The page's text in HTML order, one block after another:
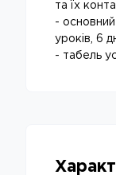
та їх
-
уроків, 6
- табель